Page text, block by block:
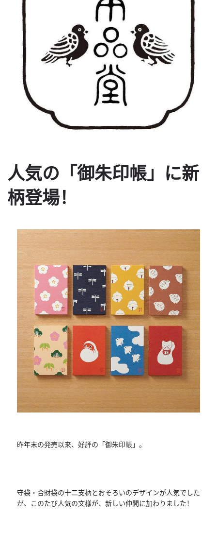
人気の「御朱印帳」に新
柄登場！
昨年末の発売以来、好評の「御朱印帳」。
守袋・合財袋の十二支柄とおそろいのデザインが人気でした
が、
このたび人気の文様が、新しい仲間に加わりました！